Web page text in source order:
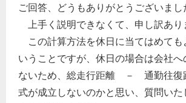
ご回答、どうもありがとうございまし
上手く説明できなくて、申し訳あり
この計算方法を休日に当てはめても
いうことですが、休日の場合は会社へ
ないため、総走行距離 － 通勤往復
式が成立しないのかと思い、質問い